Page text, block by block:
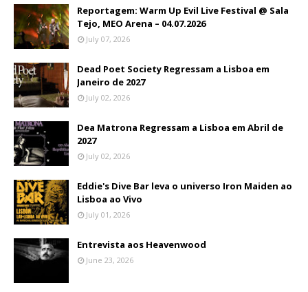
Reportagem: Warm Up Evil Live Festival @ Sala
Tejo, MEO Arena – 04.07.2026
July 07, 2026
Dead Poet Society Regressam a Lisboa em
Janeiro de 2027
July 02, 2026
Dea Matrona Regressam a Lisboa em Abril de
2027
July 02, 2026
Eddie's Dive Bar leva o universo Iron Maiden ao
Lisboa ao Vivo
July 01, 2026
Entrevista aos Heavenwood
June 23, 2026